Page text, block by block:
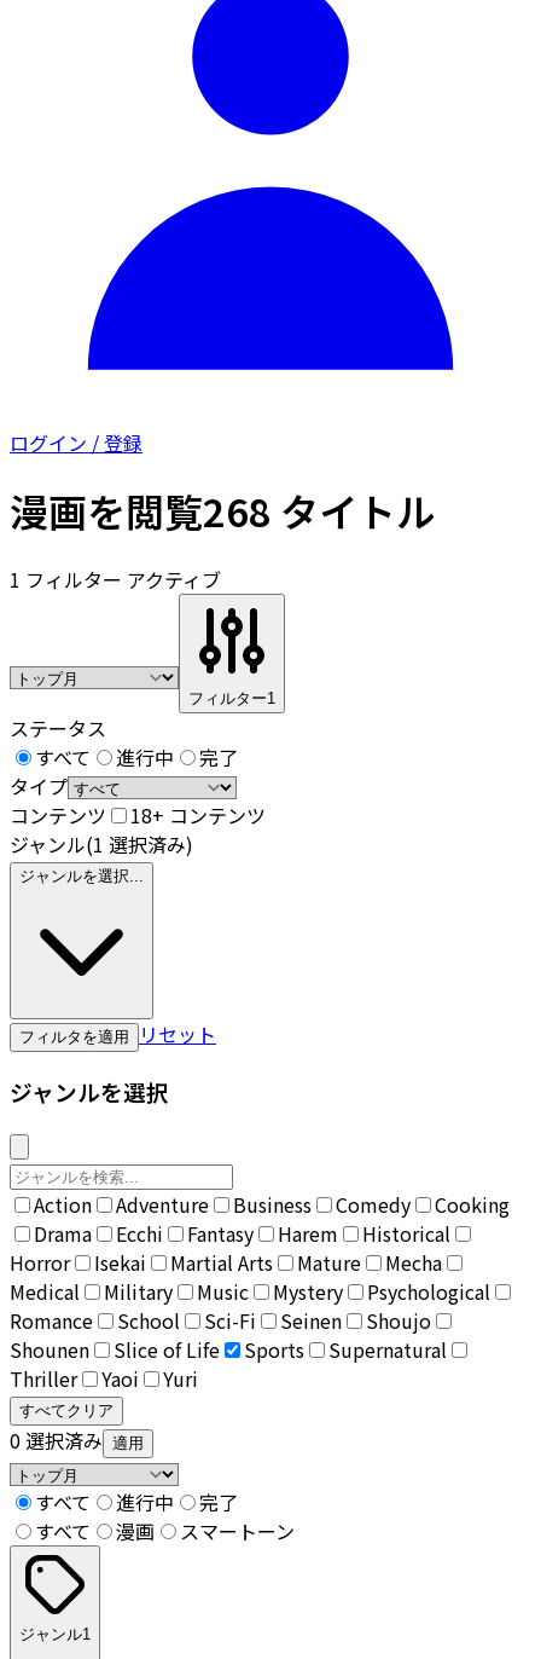
ログイン / 登録
漫画を閲覧268 タイトル
1 フィルター アクティブ
フィルター1
ステータス
すべて
進行中
完了
タイプ
コンテンツ
18+ コンテンツ
ジャンル(1 選択済み)
ジャンルを選択...
フィルタを適用 リセット
ジャンルを選択
Action Adventure Business Comedy
Cooking
Drama
Ecchi Fantasy Harem
Historical
Horror
Isekai Martial Arts Mature
Mecha
Medical
Military Music Mystery
Psychological
Romance
School Sci-Fi Seinen
Shoujo
Shounen
Slice of Life Sports
Supernatural
Thriller
Yaoi Yuri
すべてクリア
0 選択済み 適用
すべて 進行中
完了
すべて
漫画 スマートーン
ジャンル1